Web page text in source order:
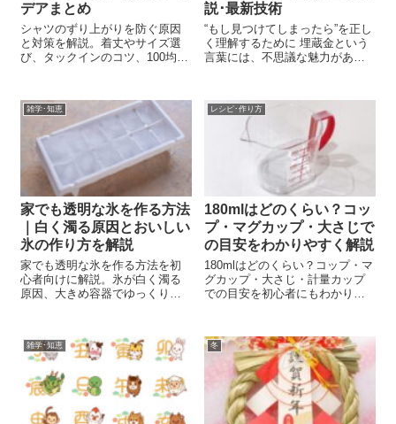
デアまとめ
シャツのずり上がりを防ぐ原因
と対策を解説。着丈やサイズ選
び、タックインのコツ、100均ア
にできる方法を紹介します。
説･最新技術
“もし見つけてしまったら”を正し
く理解するために 埋蔵金という
言葉には、不思議な魅力があり
史の背景、文化、そして人間の
営みがそこに凝縮されていま
す。 しかし実際に「何かを掘り
当てた」場...
雑学･知恵
家でも透明な氷を作る方法
｜白く濁る原因とおいしい
氷の作り方を解説
家でも透明な氷を作る方法を初
心者向けに解説。氷が白く濁る
原因、大きめ容器でゆっくり凍
レシピ･作り方
180mlはどのくらい？コッ
プ・マグカップ・大さじで
の目安をわかりやすく解説
180mlはどのくらい？コップ・マ
グカップ・大さじ・計量カップ
での目安を初心者にもわかりや
雑学･知恵 冬